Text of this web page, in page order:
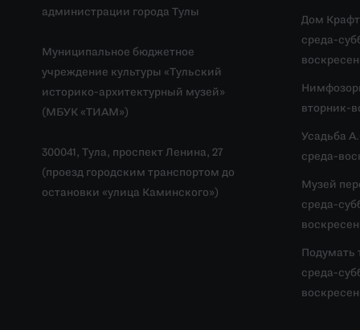
администрации города Тулы
Муниципальное бюджетное
учреждение культуры «Тульский
историко-архитектурный музей»
(МБУК «ТИАМ»)
300041, Тула, проспект Ленина, 27
(проезд городским транспортом до
остановки «улица Каминского»)
Дом
среда-
вторник-
Усадьба
среда-
Музей
среда-
среда-